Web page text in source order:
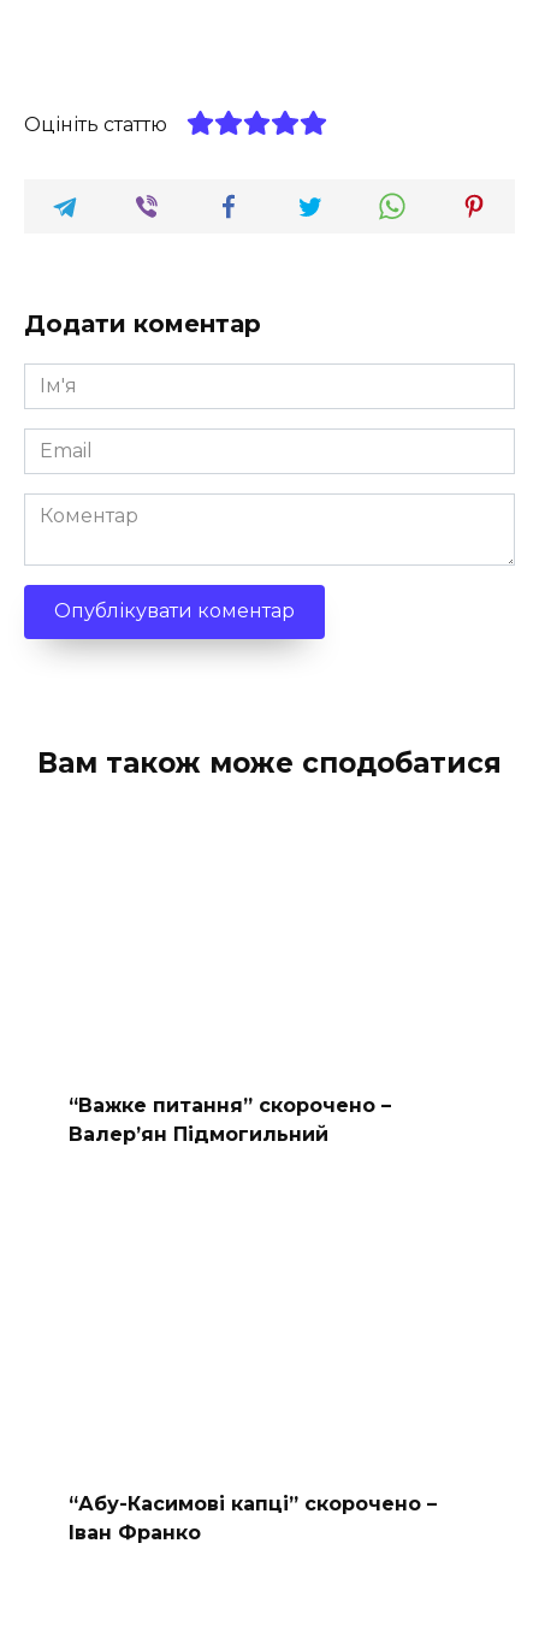
Оцініть статтю
Додати коментар
Ім'я
*
Email
*
Коментар
Вам також може сподобатися
“Важке питання” скорочено –
Валер’ян Підмогильний
“Абу-Касимові капці” скорочено –
Іван Франко